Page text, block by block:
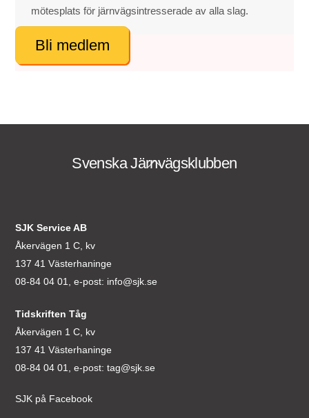
mötesplats för järnvägsintresserade av alla slag.
Bli medlem
Back
Svenska Järnvägsklubben
SJK Service AB
Åkervägen 1 C, kv
137 41 Västerhaninge
08-84 04 01, e-post: info@sjk.se
Tidskriften Tåg
Åkervägen 1 C, kv
137 41 Västerhaninge
08-84 04 01, e-post:tag@sjk.se
SJK på Facebook